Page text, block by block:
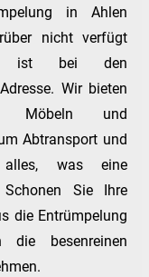
in Ahlen
nicht verfügt
ist bei den
Wir bieten
Möbeln und
Abtransport und
alles, was eine
Schonen Sie Ihre
die Entrümpelung
besenreinen